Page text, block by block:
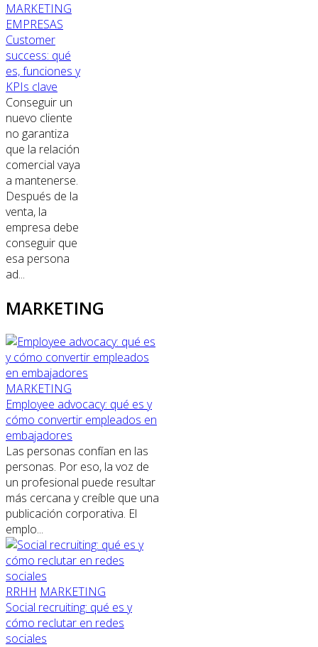
MARKETING
EMPRESAS
Customer
success: qué
es, funciones y
KPIs clave
Conseguir un
nuevo cliente
no garantiza
que la relación
comercial vaya
a mantenerse.
Después de la
venta, la
empresa debe
conseguir que
esa persona
ad...
MARKETING
MARKETING
Employee advocacy: qué es y
cómo convertir empleados en
embajadores
Las personas confían en las
personas. Por eso, la voz de
un profesional puede resultar
más cercana y creíble que una
publicación corporativa. El
emplo...
RRHH MARKETING
Social recruiting: qué es y
cómo reclutar en redes
sociales